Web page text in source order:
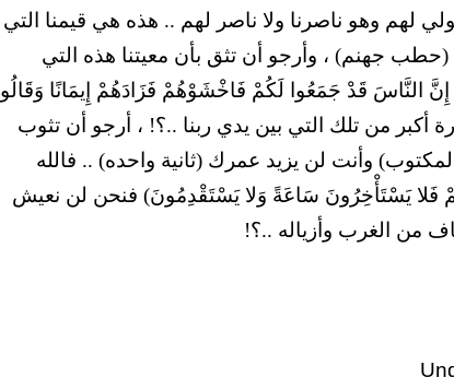
لهم وهو ناصرنا ولا ناصر لهم .. هذه هي قيمنا التي
جهنم) ، وأرجو أن تثق بأن معيتنا هذه التي
النَّاسَ قَدْ جَمَعُوا لَكُمْ فَاخْشَوْهُمْ فَزَادَهُمْ إِيمَانًا وَقَالُوا
أكبر من تلك التي بين يدي ربنا ..؟! ، أرجو أن تثوب
وأنت لن يزيد عمرك (ثانية واحده) .. فالله
فَلا يَسْتَأْخِرُونَ سَاعَةً وَلا يَسْتَقْدِمُونَ) فنحن لن نعيش
من الغرب وأزياله ..؟!